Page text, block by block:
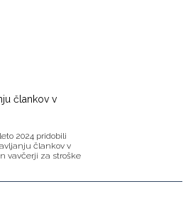
člankov v
2024 pridobili
člankov v
vavčerji za stroške